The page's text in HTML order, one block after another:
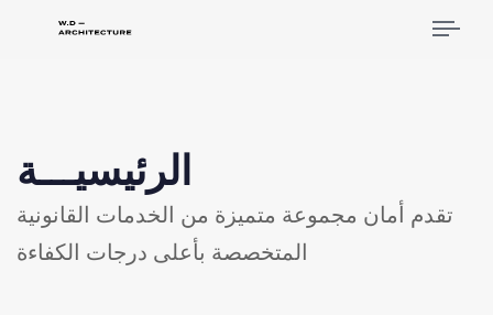
الرئيسيـــة
تقدم أمان مجموعة متميزة من الخدمات القانونية
المتخصصة بأعلى درجات الكفاءة